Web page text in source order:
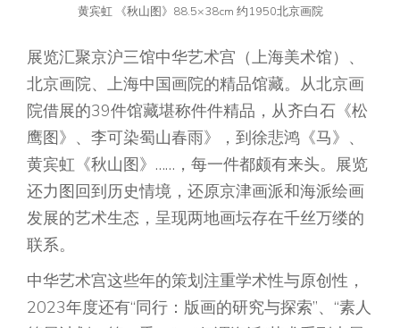
黄宾虹 《秋山图》88.5×38cm 约1950北京画院
展览汇聚京沪三馆中华艺术宫（上海美术馆）、
北京画院、上海中国画院的精品馆藏。从北京画
院借展的39件馆藏堪称件件精品，从齐白石《松
鹰图》、李可染蜀山春雨》，到徐悲鸿《马》、
黄宾虹《秋山图》……，每一件都颇有来头。展览
还力图回到历史情境，还原京津画派和海派绘画
发展的艺术生态，呈现两地画坛存在千丝万缕的
联系。
中华艺术宫这些年的策划注重学术性与原创性，
2023年度还有“同行：版画的研究与探索”、“素人